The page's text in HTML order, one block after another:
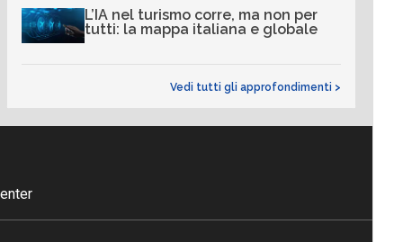
L’IA nel turismo corre, ma non per
tutti: la mappa italiana e globale
Vedi tutti gli approfondimenti >